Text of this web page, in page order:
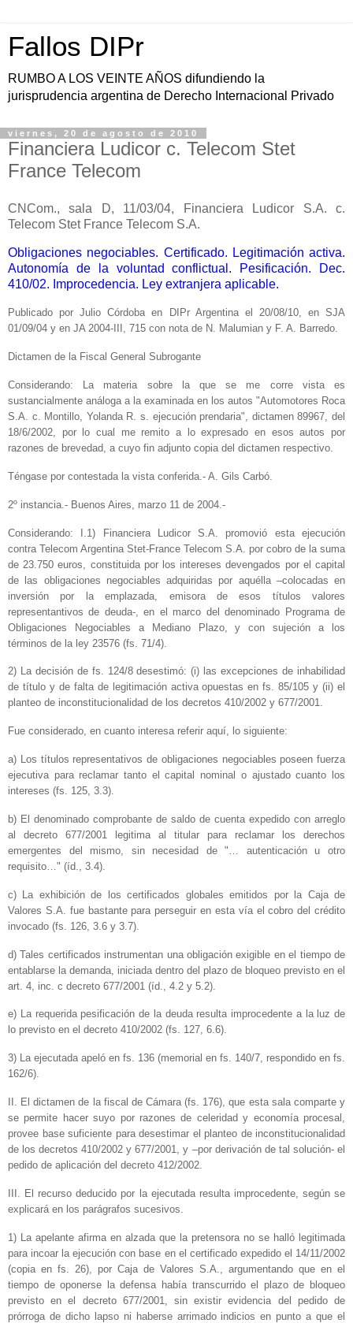
Fallos DIPr
RUMBO A LOS VEINTE AÑOS difundiendo la
jurisprudencia argentina de Derecho Internacional Privado
viernes, 20 de agosto de 2010
Financiera Ludicor c. Telecom Stet
France Telecom
CNCom., sala D, 11/03/04, Financiera Ludicor S.A. c.
Telecom Stet France Telecom S.A.
Obligaciones negociables. Certificado. Legitimación activa.
Autonomía de la voluntad conflictual. Pesificación. Dec.
410/02. Improcedencia. Ley extranjera aplicable.
Publicado por Julio Córdoba en DIPr Argentina el 20/08/10, en SJA
01/09/04 y en JA 2004‑III, 715 con nota de N. Malumian y F. A. Barredo.
Dictamen de la Fiscal General Subrogante
Considerando: La materia sobre la que se me corre vista es
sustancialmente análoga a la examinada en los autos "Automotores Roca
S.A. c. Montillo, Yolanda R. s. ejecución prendaria", dictamen 89967, del
18/6/2002, por lo cual me remito a lo expresado en esos autos por
razones de brevedad, a cuyo fin adjunto copia del dictamen respectivo.
Téngase por contestada la vista conferida.‑ A. Gils Carbó.
2º instancia.‑ Buenos Aires, marzo 11 de 2004.‑
Considerando: I.1) Financiera Ludicor S.A. promovió esta ejecución
contra Telecom Argentina Stet‑France Telecom S.A. por cobro de la suma
de 23.750 euros, constituida por los intereses devengados por el capital
de las obligaciones negociables adquiridas por aquélla –colocadas en
inversión por la emplazada, emisora de esos títulos valores
representantivos de deuda‑, en el marco del denominado Programa de
Obligaciones Negociables a Mediano Plazo, y con sujeción a los
términos de la ley 23576 (fs. 71/4).
2) La decisión de fs. 124/8 desestimó: (i) las excepciones de inhabilidad
de título y de falta de legitimación activa opuestas en fs. 85/105 y (ii) el
planteo de inconstitucionalidad de los decretos 410/2002 y 677/2001.
Fue considerado, en cuanto interesa referir aquí, lo siguiente:
a) Los títulos representativos de obligaciones negociables poseen fuerza
ejecutiva para reclamar tanto el capital nominal o ajustado cuanto los
intereses (fs. 125, 3.3).
b) El denominado comprobante de saldo de cuenta expedido con arreglo
al decreto 677/2001 legitima al titular para reclamar los derechos
emergentes del mismo, sin necesidad de "… autenticación u otro
requisito…" (íd., 3.4).
c) La exhibición de los certificados globales emitidos por la Caja de
Valores S.A. fue bastante para perseguir en esta vía el cobro del crédito
invocado (fs. 126, 3.6 y 3.7).
d) Tales certificados instrumentan una obligación exigible en el tiempo de
entablarse la demanda, iniciada dentro del plazo de bloqueo previsto en el
art. 4, inc. c decreto 677/2001 (íd., 4.2 y 5.2).
e) La requerida pesificación de la deuda resulta improcedente a la luz de
lo previsto en el decreto 410/2002 (fs. 127, 6.6).
3) La ejecutada apeló en fs. 136 (memorial en fs. 140/7, respondido en fs.
162/6).
II. El dictamen de la fiscal de Cámara (fs. 176), que esta sala comparte y
se permite hacer suyo por razones de celeridad y economía procesal,
provee base suficiente para desestimar el planteo de inconstitucionalidad
de los decretos 410/2002 y 677/2001, y –por derivación de tal solución‑ el
pedido de aplicación del decreto 412/2002.
III. El recurso deducido por la ejecutada resulta improcedente, según se
explicará en los parágrafos sucesivos.
1) La apelante afirma en alzada que la pretensora no se halló legitimada
para incoar la ejecución con base en el certificado expedido el 14/11/2002
(copia en fs. 26), por Caja de Valores S.A., argumentando que en el
tiempo de oponerse la defensa había transcurrido el plazo de bloqueo
previsto en el decreto 677/2001, sin existir evidencia del pedido de
prórroga de dicho lapso ni haberse arrimado indicios en punto a que el